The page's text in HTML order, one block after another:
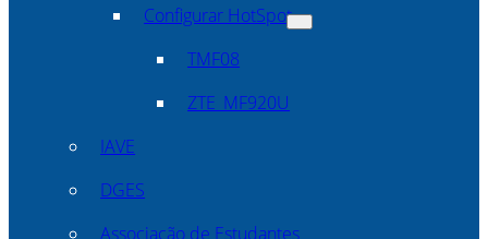
Configurar HotSpot
TMF08
ZTE_MF920U
IAVE
DGES
Associação de Estudantes